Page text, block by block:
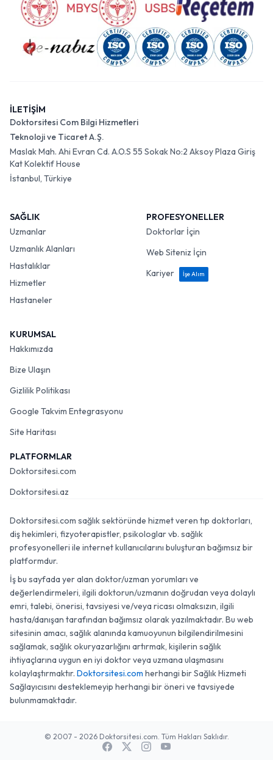
İLETİŞİM
Doktorsitesi Com Bilgi Hizmetleri
Teknoloji ve Ticaret A.Ş.
Maslak Mah. Ahi Evran Cd. A.O.S 55 Sokak No:2 Aksoy Plaza Giriş
Kat Kolektif House
İstanbul, Türkiye
SAĞLIK
Uzmanlar
Uzmanlık Alanları
Hastalıklar
Hizmetler
Hastaneler
PROFESYONELLER
Doktorlar İçin
Web Siteniz İçin
Kariyer
İşe Alım
KURUMSAL
Hakkımızda
Bize Ulaşın
Gizlilik Politikası
Google Takvim Entegrasyonu
Site Haritası
PLATFORMLAR
Doktorsitesi.com
Doktorsitesi.az
Doktorsitesi.com sağlık sektöründe hizmet veren tıp doktorları,
diş hekimleri, fizyoterapistler, psikologlar vb. sağlık
profesyonelleri ile internet kullanıcılarını buluşturan bağımsız bir
platformdur.
İş bu sayfada yer alan doktor/uzman yorumları ve
değerlendirmeleri, ilgili doktorun/uzmanın doğrudan veya dolaylı
emri, talebi, önerisi, tavsiyesi ve/veya ricası olmaksızın, ilgili
hasta/danışan tarafından bağımsız olarak yazılmaktadır. Bu web
sitesinin amacı, sağlık alanında kamuoyunun bilgilendirilmesini
sağlamak, sağlık okuryazarlığını artırmak, kişilerin sağlık
ihtiyaçlarına uygun en iyi doktor veya uzmana ulaşmasını
kolaylaştırmaktır. Doktorsitesi.com herhangi bir Sağlık Hizmeti
Sağlayıcısını desteklemeyip herhangi bir öneri ve tavsiyede
bulunmamaktadır.
© 2007 - 2026 Doktorsitesi.com. Tüm Hakları Saklıdır.